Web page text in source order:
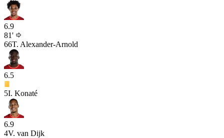
6.9
81'
66T. Alexander-Arnold
6.5
5I. Konaté
6.9
4V. van Dijk